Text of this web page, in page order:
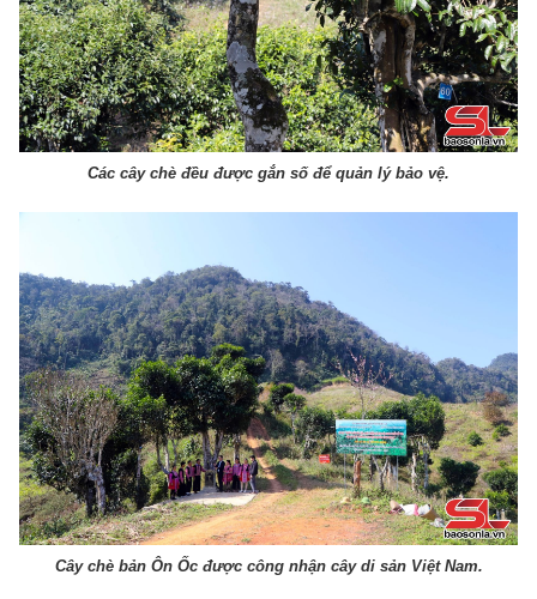
Các cây chè đều được gắn số để quản lý bảo vệ.
Cây chè bản Ôn Ốc được công nhận cây di sản Việt Nam.